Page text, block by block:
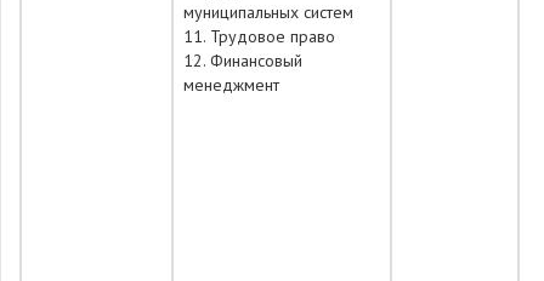
муниципальных систем
11. Трудовое право
12. Финансовый
менеджмент